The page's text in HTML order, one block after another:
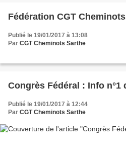
Fédération CGT
Publié le 19/01/2017 à 13:08
Par CGT Cheminots Sarthe
Congrès Fédéral : Info n°1
Publié le 19/01/2017 à 12:44
Par CGT Cheminots Sarthe